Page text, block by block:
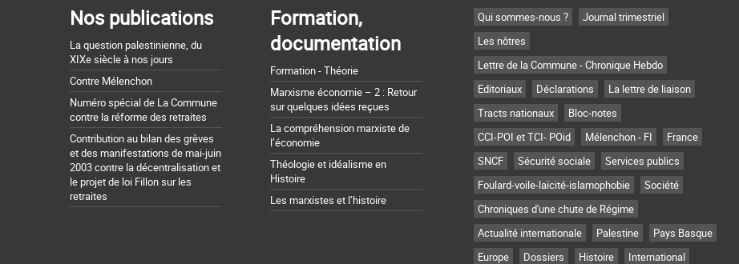
Nos publications
La question palestinienne, du
XIXe siècle à nos jours
Contre Mélenchon
Numéro spécial de La Commune
contre la réforme des retraites
Contribution au bilan des grèves
et des manifestations de mai-juin
2003 contre la décentralisation et
le projet de loi Fillon sur les
retraites
Formation,
documentation
Formation - Théorie
Marxisme économie – 2 : Retour
sur quelques idées reçues
La compréhension marxiste de
l’économie
Théologie et idéalisme en
Histoire
Les marxistes et l’histoire
Qui sommes-nous ?
Journal trimestriel
Les nôtres
Lettre de la Commune - Chronique Hebdo
Editoriaux
Déclarations
La lettre de liaison
Tracts nationaux
Bloc-notes
CCI-POI et TCI- POid
Mélenchon - FI
France
SNCF
Sécurité sociale
Services publics
Foulard-voile-laïcité-islamophobie
Société
Chroniques d'une chute de Régime
Actualité internationale
Palestine
Pays Basque
Europe
Dossiers Histoire International